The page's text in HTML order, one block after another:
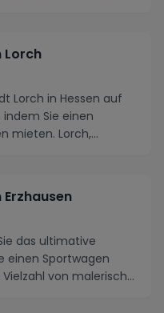
Lorch
Lorch in Hessen auf
Sie einen
mieten. Lorch,
das ultimative
einen Sportwagen
von malerisch...